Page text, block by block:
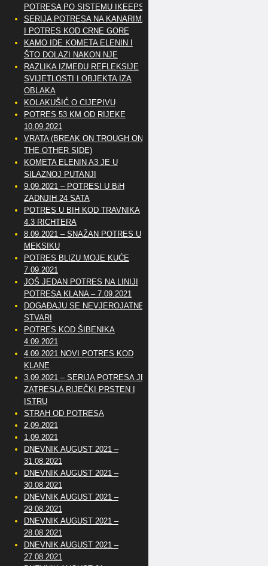
POTRESA PO SISTEMU IKEEPS
SERIJA POTRESA NA KANARIMA
I POTRES KOD CRNE GORE
KAMO IDE KOMETA ELENIN I
ŠTO DOLAZI NAKON NJE
RAZLIKA IZMEĐU REFLEKSIJE
SVIJETLOSTI I OBJEKTA IZA
OBLAKA
KOLAKUŠIĆ O CIJEPIVU
POTRES 53 KM OD RIJEKE
10.09.2021
VRATA (BREAK ON TROUGH ON
THE OTHER SIDE)
KOMETA ELENIN A3 JE U
SILAZNOJ PUTANJI
9.09.2021 – POTRESI U BiH
ZADNJIH 24 SATA
POTRES U BIH KOD TRAVNIKA
4.3 RICHTERA
8.09.2021 – SNAŽAN POTRES U
MEKSIKU
POTRES BLIZU MOJE KUĆE
7.09.2021
JOŠ JEDAN POTRES NA LINIJI
POTRESA KLANA – 7.09.2021
DOGAĐAJU SE NEVJEROJATNE
STVARI
POTRES KOD ŠIBENIKA
4.09.2021
4.09.2021 NOVI POTRES KOD
KLANE
3.09.2021 – SERIJA POTRESA JE
ZATRESLA RIJEČKI PRSTEN I
ISTRU
STRAH OD POTRESA
2.09.2021
1.09.2021
DNEVNIK AUGUST 2021 –
31.08.2021
DNEVNIK AUGUST 2021 –
30.08.2021
DNEVNIK AUGUST 2021 –
29.08.2021
DNEVNIK AUGUST 2021 –
28.08.2021
DNEVNIK AUGUST 2021 –
27.08.2021